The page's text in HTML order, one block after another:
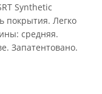
Synthetic
покрытия. Легко
средняя.
Запатентовано.